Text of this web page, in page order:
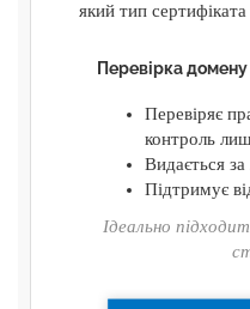
який тип
Перевірка домену
Перевіряє
контроль
Видається за
Підтримує
Ідеально